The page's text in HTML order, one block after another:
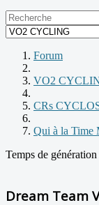
Forum
VO2
CRs
Qui à la Time
Temps de
Dream Team